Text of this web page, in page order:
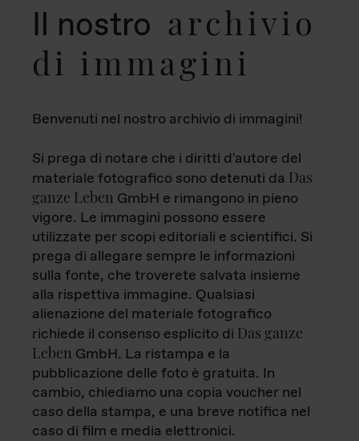
Il nostro archivio
di immagini
Benvenuti nel nostro archivio di immagini!
Si prega di notare che i diritti d'autore del
materiale fotografico sono detenuti da Das
ganze Leben GmbH e rimangono in pieno
vigore. Le immagini possono essere
utilizzate per scopi editoriali e scientifici. Si
prega di allegare sempre le informazioni
sulla fonte, che troverete salvata insieme
alla rispettiva immagine. Qualsiasi
alienazione del materiale fotografico
richiede il consenso esplicito di Das ganze
Leben GmbH. La ristampa e la
pubblicazione delle foto è gratuita. In
cambio, chiediamo una copia voucher nel
caso della stampa, e una breve notifica nel
caso di film e media elettronici.